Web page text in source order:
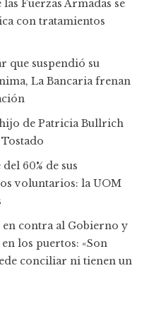
Fuerzas Armadas se
con tratamientos
que suspendió su
La Bancaria frenan
de Patricia Bullrich
60% de sus
voluntarios: la UOM
contra al Gobierno y
los puertos: «Son
conciliar ni tienen un